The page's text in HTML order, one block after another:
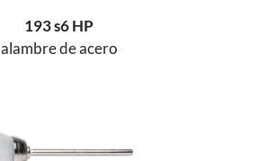
193 s6 HP
alambre de acero